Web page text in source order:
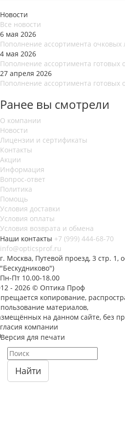
Новости
Все новости
6 мая 2026
Пополнение ассортимента очковых
4 мая 2026
Пополнение ассортимента готовых
27 апреля 2026
Пополнение ассортимента готовых
Ранее вы смотрели
О компании
Новости
Лицензии и сертификаты
Контакты
Акции
Информация
Вопрос-ответ
Политика
Помощь
Условия доставки
Условия оплаты
Условия возврата и обмена
Наши контакты +7 (999) 444-68-70
info@opticsprof.ru
г. Москва, Путевой проезд, 3 стр. 1,
"Бескудниково")
Пн-Пт 10.00-18.00
- 2026 © Оптика Проф
копирование,
материалов,
на данном сайте, без
компании
Версия для печати
Найти